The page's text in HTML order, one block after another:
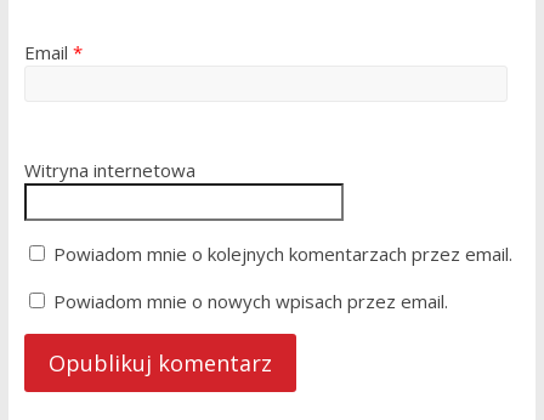
Email *
Witryna internetowa
Powiadom mnie o kolejnych komentarzach przez email.
Powiadom mnie o nowych wpisach przez email.